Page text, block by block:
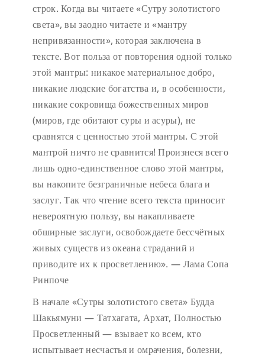
строк. Когда вы читаете «Сутру золотистого
света», вы заодно читаете и «мантру
непривязанности», которая заключена в
тексте. Вот польза от повторения одной только
этой мантры: никакое материальное добро,
никакие людские богатства и, в особенности,
никакие сокровища божественных миров
(миров, где обитают суры и асуры), не
сравнятся с ценностью этой мантры. С этой
мантрой ничто не сравнится! Произнеся всего
лишь одно-единственное слово этой мантры,
вы накопите безграничные небеса блага и
заслуг. Так что чтение всего текста приносит
невероятную пользу, вы накапливаете
обширные заслуги, освобождаете бессчётных
живых существ из океана страданий и
приводите их к просветлению». — Лама Сопа
Ринпоче
В начале «Сутры золотистого света» Будда
Шакьямуни — Татхагата, Архат, Полностью
Просветленный — взывает ко всем, кто
испытывает несчастья и омрачения, болезни,